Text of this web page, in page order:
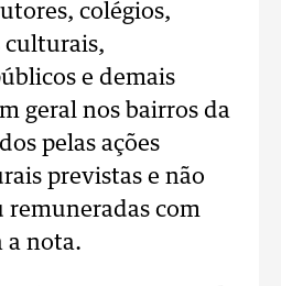
colégios,
culturais,
e demais
geral nos bairros da
pelas ações
previstas e não
remuneradas com
a nota.